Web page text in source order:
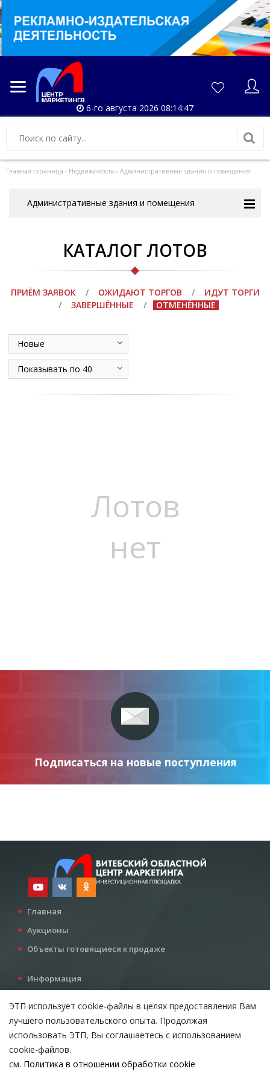
6-го августа 2026 08:14:47
Главная страница › Недвижимость › Административные здания и помещения
Административные здания и помещения
КАТАЛОГ ЛОТОВ
ПРИЁМ ЗАЯВОК / ОЖИДАЮТ ТОРГОВ /
ИДУТ ТОРГИ
/
ЗАВЕРШЁННЫЕ / ОТМЕНЁННЫЕ
Новые
Показывать по 40
Лотов
нет
Подписаться на новые поступления
Главная
Аукционы
Объекты готовящиеся к продаже
Информация
Все для инвестора
Контакты
Возникли вопросы?
ЭТП использует cookie-файлы в целях предоставления Вам
лучшего пользовательского опыта. Продолжая
использовать ЭТП, Вы соглашаетесь с использованием
cookie-файлов.
см. Политика в отношении обработки cookie